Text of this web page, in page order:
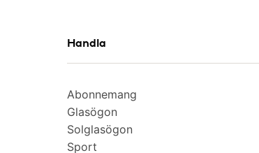
Handla
Abonnemang
Glasögon
Solglasögon
Sport